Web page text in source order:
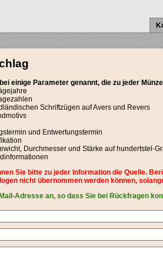
einige Parameter genannt, die zu jeder
Schriftzügen auf Avers und Revers
und Entwertungstermin
Durchmesser und Stärke auf hundertstel-
Sie bitte zu jeder Information die Quelle.
nicht übernommen werden können,
Adresse an, so dass Sie bei Rückfragen